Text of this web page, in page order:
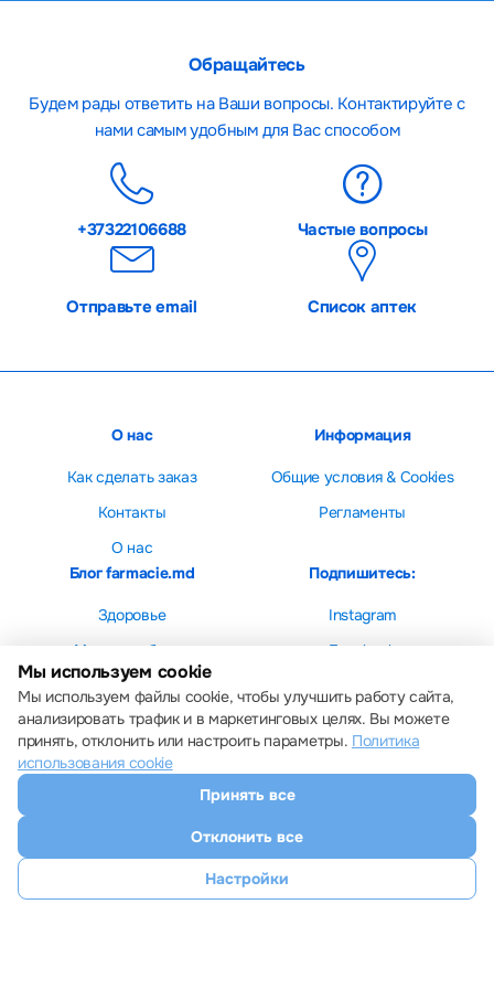
Обращайтесь
Будем рады ответить на Ваши вопросы. Контактируйте с
нами самым удобным для Вас способом
+37322106688 Частые вопросы
Отправьте email Список аптек
О нас
Как сделать заказ
Контакты
О нас
Информация
Общие условия & Cookies
Регламенты
Блог farmacie.md
Здоровье
Мама и ребенок
Красота
Подпишитесь:
Instagram
Facebook
Все права защищены © 2013 – 2026 Farmacie.md
Скачайте наше приложение
Настройки cookie
Мы используем cookie
Мы используем файлы cookie, чтобы улучшить работу сайта,
анализировать трафик и в маркетинговых целях. Вы можете
принять, отклонить или настроить параметры. Политика
использования cookie
Принять все
Отклонить все
Настройки